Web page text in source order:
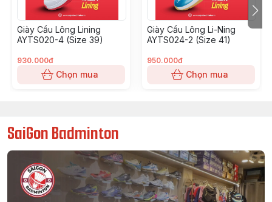
Giày Cầu Lông Lining
AYTS020-4 (Size 39)
930.000đ
Chọn mua
Giày Cầu Lông Li-Ning
AYTS024-2 (Size 41)
950.000đ
Chọn mua
SaiGon Badminton